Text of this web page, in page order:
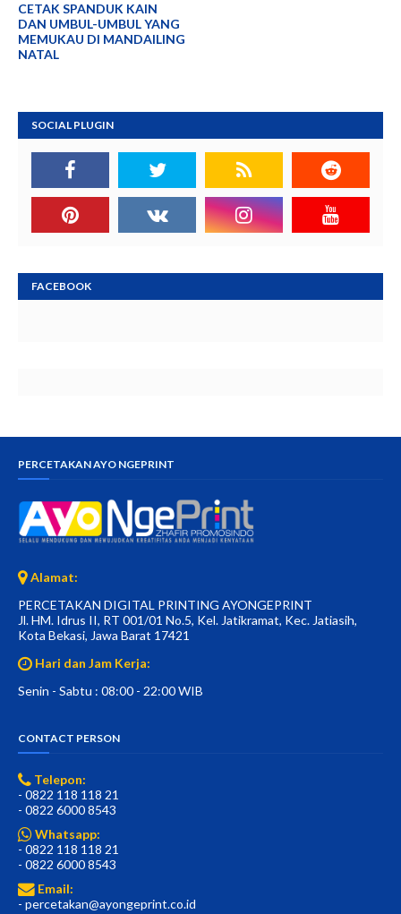
CETAK SPANDUK KAIN
DAN UMBUL-UMBUL YANG
MEMUKAU DI MANDAILING
NATAL
SOCIAL PLUGIN
FACEBOOK
PERCETAKAN AYO NGEPRINT
Alamat:
PERCETAKAN DIGITAL PRINTING AYONGEPRINT
Jl. HM. Idrus II, RT 001/01 No.5, Kel. Jatikramat, Kec. Jatiasih,
Kota Bekasi, Jawa Barat 17421
Hari dan Jam Kerja:
Senin - Sabtu : 08:00 - 22:00 WIB
CONTACT PERSON
Telepon:
- 0822 118 118 21
- 0822 6000 8543
Whatsapp:
- 0822 118 118 21
- 0822 6000 8543
Email:
- percetakan@ayongeprint.co.id